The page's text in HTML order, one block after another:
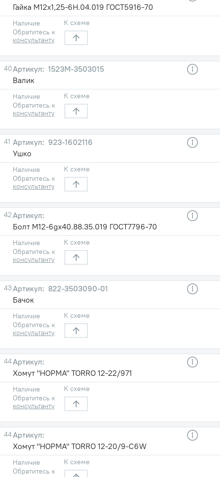
Гайка М12х1,25-6Н.04.019 ГОСТ5916-70
Наличие
Обратитесь к
консультанту
К схеме
40
1523М-3503015
Валик
Наличие
Обратитесь к
консультанту
К схеме
41
923-1602116
Ушко
Наличие
Обратитесь к
консультанту
К схеме
42
Болт М12-6gх40.88.35.019 ГОСТ7796-70
Наличие
Обратитесь к
консультанту
К схеме
43
822-3503090-01
Бачок
Наличие
Обратитесь к
консультанту
К схеме
44
Хомут "НОРМА" TORRO 12-22/971
Наличие
Обратитесь к
консультанту
К схеме
44
Хомут "НОРМА" TORRO 12-20/9-C6W
Наличие
Обратитесь к
К схеме